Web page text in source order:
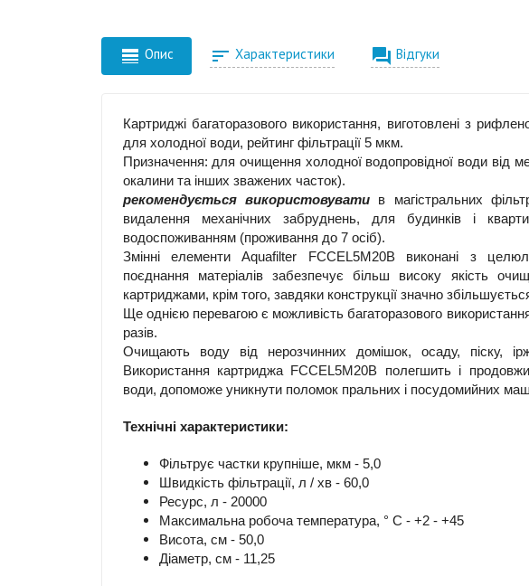
 Опис  Характеристики  Відгуки
Картриджі багаторазового використання, виготовлені з
для холодної води, рейтинг фільтрації 5 мкм.
Призначення: для очищення холодної водопровідної води від
окалини та інших зважених часток).
рекомендується використовувати в магістральних
видалення механічних забруднень, для будинків і
водоспоживанням (проживання до 7 осіб).
Змінні елементи Aquafilter FCCEL5M20B виконані з
поєднання матеріалів забезпечує більш високу якість
картриджами, крім того, завдяки конструкції значно
Ще однією перевагою є можливість багаторазового
разів.
Очищають воду від нерозчинних домішок, осаду, піску,
Використання картриджа FCCEL5M20B полегшить і
води, допоможе уникнути поломок пральних і посудомийних
Технічні характеристики:
Фільтрує частки крупніше, мкм - 5,0
Швидкість фільтрації, л / хв - 60,0
Ресурс, л - 20000
Максимальна робоча температура, ° С - +2 - +45
Висота, см - 50,0
Діаметр, см - 11,25